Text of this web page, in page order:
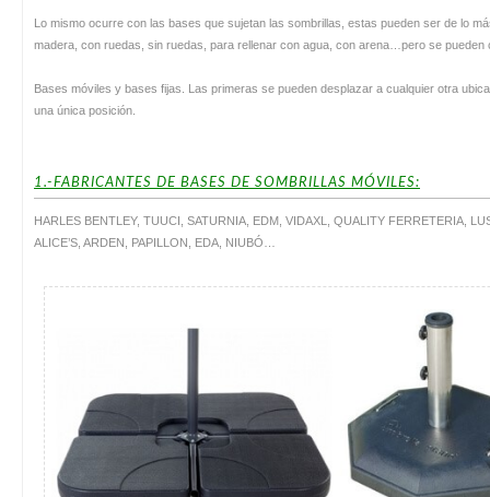
Lo mismo ocurre con las bases que sujetan las sombrillas, estas pueden ser de lo
madera, con ruedas, sin ruedas, para rellenar con agua, con arena…pero se pueden
Bases móviles y bases fijas. Las primeras se pueden desplazar a cualquier otra
una única posición.
1.-FABRICANTES DE BASES DE SOMBRILLAS MÓVILES:
HARLES BENTLEY, TUUCI, SATURNIA, EDM, VIDAXL, QUALITY FERRETERIA,
ALICE’S, ARDEN, PAPILLON, EDA, NIUBÓ…